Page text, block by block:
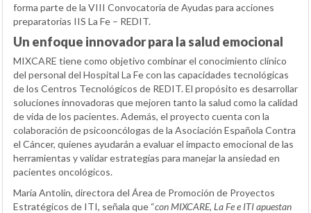
forma parte de la VIII Convocatoria de Ayudas para acciones
preparatorias IIS La Fe – REDIT.
Un enfoque innovador para la salud emocional
MIXCARE tiene como objetivo combinar el conocimiento clínico
del personal del Hospital La Fe con las capacidades tecnológicas
de los Centros Tecnológicos de REDIT. El propósito es desarrollar
soluciones innovadoras que mejoren tanto la salud como la calidad
de vida de los pacientes. Además, el proyecto cuenta con la
colaboración de psicooncólogas de la Asociación Española Contra
el Cáncer, quienes ayudarán a evaluar el impacto emocional de las
herramientas y validar estrategias para manejar la ansiedad en
pacientes oncológicos.
María Antolín, directora del Área de Promoción de Proyectos
Estratégicos de ITI, señala que “con MIXCARE, La Fe e ITI apuestan